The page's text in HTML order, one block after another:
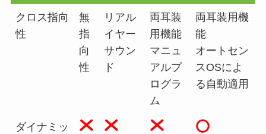
クロス指向
性
無
指
向
性
リアル
イヤー
サウン
ド
両耳装
用機能
マニュ
アルプ
ログラ
ム
両耳装用機
能
オートセン
スOSによ
る自動適用
ダイナミッ